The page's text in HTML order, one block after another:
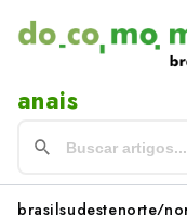
anais
brasilsudestenorte/